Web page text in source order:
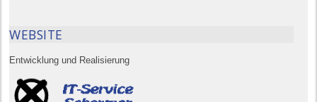
WEBSITE
Entwicklung und Realisierung